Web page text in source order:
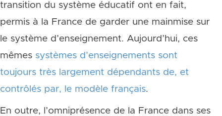
transition du système éducatif ont en fait,
permis à la France de garder une mainmise sur
le système d’enseignement. Aujourd’hui, ces
mêmes systèmes d’enseignements sont
toujours très largement dépendants de, et
contrôlés par, le modèle français.
En outre, l’omniprésence de la France dans ses